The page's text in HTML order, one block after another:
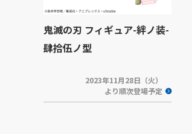
鬼滅の刃 フィギュア-絆ノ装-
肆拾伍ノ型
2023年11月28日（火）
より順次登場予定